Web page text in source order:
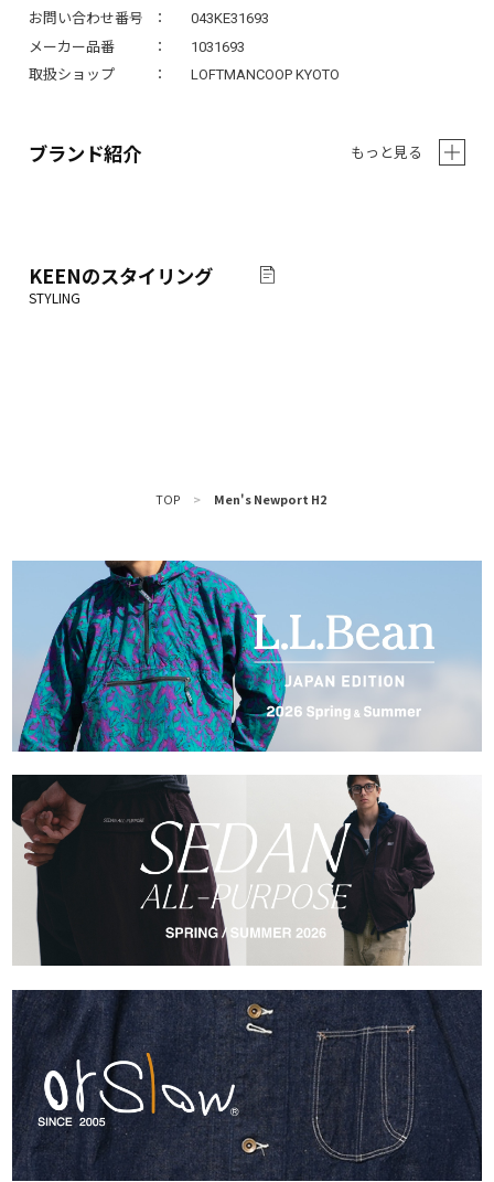
お問い合わせ番号
043KE31693
メーカー品番
1031693
取扱ショップ
LOFTMANCOOP KYOTO
ブランド紹介 もっと見る
KEENのスタイリング
TOP > Men's Newport H2